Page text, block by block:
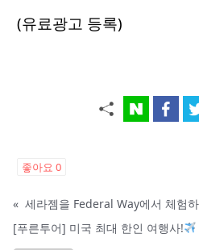
(유료광고 등록)
좋아요 0
« 세라젬을 Federal Way에서 체험
[푸른투어] 미국 최대 한인 여행사!